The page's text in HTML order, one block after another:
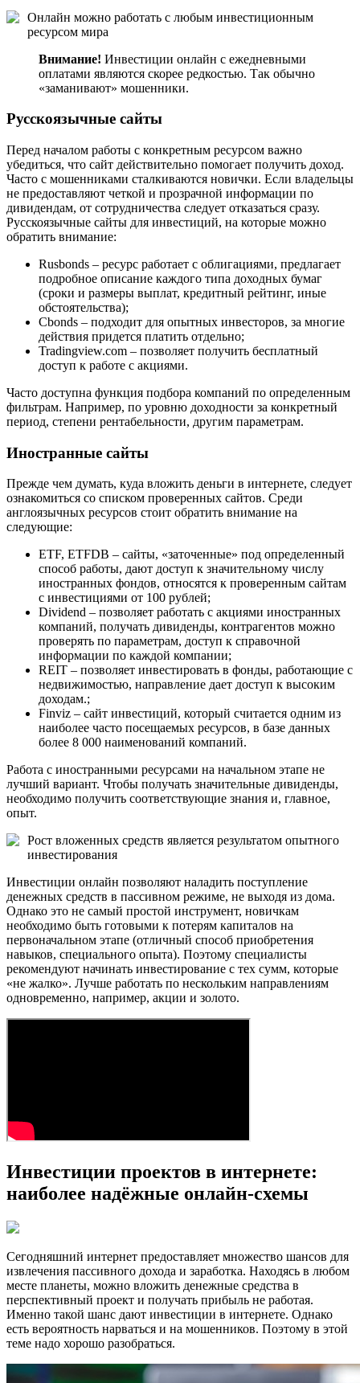
Онлайн можно работать с любым инвестиционным
ресурсом мира
Внимание! Инвестиции онлайн с ежедневными
оплатами являются скорее редкостью. Так обычно
«заманивают» мошенники.
Русскоязычные сайты
Перед началом работы с конкретным ресурсом важно
убедиться, что сайт действительно помогает получить доход.
Часто с мошенниками сталкиваются новички. Если владельцы
не предоставляют четкой и прозрачной информации по
дивидендам, от сотрудничества следует отказаться сразу.
Русскоязычные сайты для инвестиций, на которые можно
обратить внимание:
Rusbonds – ресурс работает с облигациями, предлагает
подробное описание каждого типа доходных бумаг
(сроки и размеры выплат, кредитный рейтинг, иные
обстоятельства);
Cbonds – подходит для опытных инвесторов, за многие
действия придется платить отдельно;
Tradingview.com – позволяет получить бесплатный
доступ к работе с акциями.
Часто доступна функция подбора компаний по определенным
фильтрам. Например, по уровню доходности за конкретный
период, степени рентабельности, другим параметрам.
Иностранные сайты
Прежде чем думать, куда вложить деньги в интернете, следует
ознакомиться со списком проверенных сайтов. Среди
англоязычных ресурсов стоит обратить внимание на
следующие:
ETF, ETFDB – сайты, «заточенные» под определенный
способ работы, дают доступ к значительному числу
иностранных фондов, относятся к проверенным сайтам
с инвестициями от 100 рублей;
Dividend – позволяет работать с акциями иностранных
компаний, получать дивиденды, контрагентов можно
проверять по параметрам, доступ к справочной
информации по каждой компании;
REIT – позволяет инвестировать в фонды, работающие с
недвижимостью, направление дает доступ к высоким
доходам.;
Finviz – сайт инвестиций, который считается одним из
наиболее часто посещаемых ресурсов, в базе данных
более 8 000 наименований компаний.
Работа с иностранными ресурсами на начальном этапе не
лучший вариант. Чтобы получать значительные дивиденды,
необходимо получить соответствующие знания и, главное,
опыт.
Рост вложенных средств является результатом опытного
инвестирования
Инвестиции онлайн позволяют наладить поступление
денежных средств в пассивном режиме, не выходя из дома.
Однако это не самый простой инструмент, новичкам
необходимо быть готовыми к потерям капиталов на
первоначальном этапе (отличный способ приобретения
навыков, специального опыта). Поэтому специалисты
рекомендуют начинать инвестирование с тех сумм, которые
«не жалко». Лучше работать по нескольким направлениям
одновременно, например, акции и золото.
Инвестиции проектов в интернете:
наиболее надёжные онлайн-схемы
Сегодняшний интернет предоставляет множество шансов для
извлечения пассивного дохода и заработка. Находясь в любом
месте планеты, можно вложить денежные средства в
перспективный проект и получать прибыль не работая.
Именно такой шанс дают инвестиции в интернете. Однако
есть вероятность нарваться и на мошенников. Поэтому в этой
теме надо хорошо разобраться.